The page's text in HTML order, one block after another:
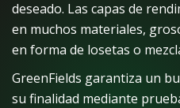
deseado. Las capas de
en muchos materiales,
en forma de losetas o
GreenFields garantiza un
su finalidad mediante